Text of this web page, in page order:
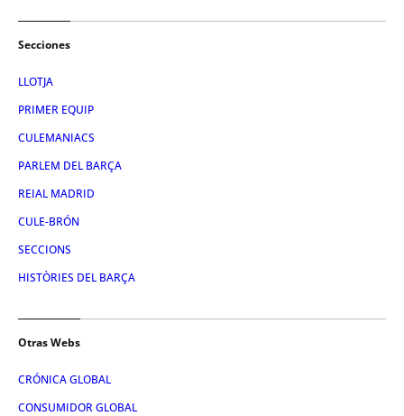
Secciones
LLOTJA
PRIMER EQUIP
CULEMANIACS
PARLEM DEL BARÇA
REIAL MADRID
CULE-BRÓN
SECCIONS
HISTÒRIES DEL BARÇA
Otras Webs
CRÓNICA GLOBAL
CONSUMIDOR GLOBAL